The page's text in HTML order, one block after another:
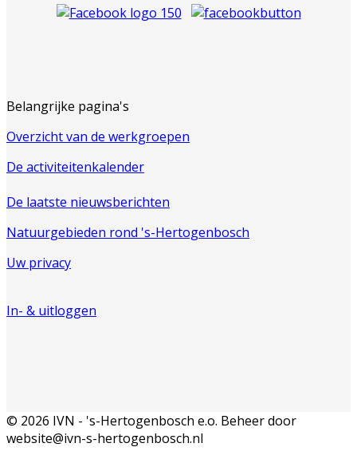
Belangrijke pagina's
Overzicht van de werkgroepen
De activiteitenkalender
De laatste nieuwsberichten
Natuurgebieden rond 's-Hertogenbosch
Uw privacy
In- & uitloggen
© 2026 IVN - 's-Hertogenbosch e.o. Beheer door
website@ivn-s-hertogenbosch.nl